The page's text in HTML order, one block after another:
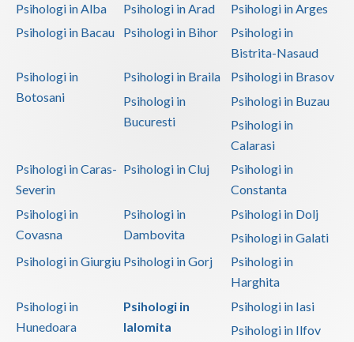
Psihologi in Alba Psihologi in Arad
Psihologi in Arges
Psihologi in Bacau
Psihologi in Bihor
Psihologi in
Bistrita-Nasaud
Psihologi in
Botosani
Psihologi in Braila
Psihologi in Brasov
Psihologi in
Bucuresti
Psihologi in Buzau
Psihologi in
Calarasi
Psihologi in Caras-
Severin
Psihologi in Cluj
Psihologi in
Constanta
Psihologi in
Covasna
Psihologi in
Dambovita
Psihologi in Dolj
Psihologi in Galati
Psihologi in Giurgiu Psihologi in Gorj
Psihologi in
Harghita
Psihologi in
Hunedoara
Psihologi in
Ialomita
Psihologi in Iasi
Psihologi in Ilfov